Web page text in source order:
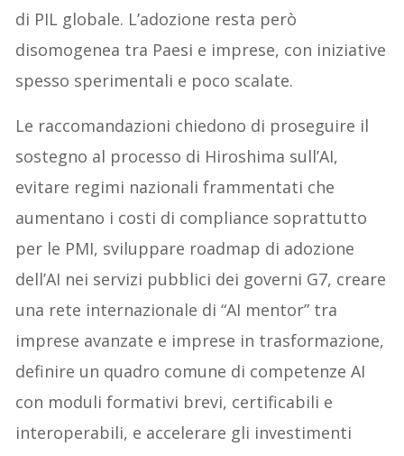
di PIL globale. L’adozione resta però
disomogenea tra Paesi e imprese, con iniziative
spesso sperimentali e poco scalate.
Le raccomandazioni chiedono di proseguire il
sostegno al processo di Hiroshima sull’AI,
evitare regimi nazionali frammentati che
aumentano i costi di compliance soprattutto
per le PMI, sviluppare roadmap di adozione
dell’AI nei servizi pubblici dei governi G7, creare
una rete internazionale di “AI mentor” tra
imprese avanzate e imprese in trasformazione,
definire un quadro comune di competenze AI
con moduli formativi brevi, certificabili e
interoperabili, e accelerare gli investimenti